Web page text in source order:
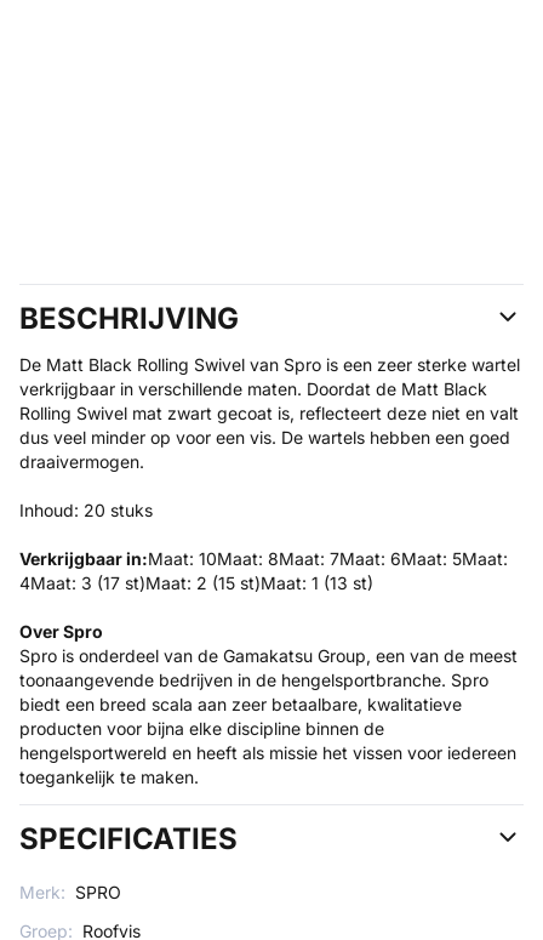
BESCHRIJVING
De Matt Black Rolling Swivel van Spro is een zeer sterke wartel
verkrijgbaar in verschillende maten. Doordat de Matt Black
Rolling Swivel mat zwart gecoat is, reflecteert deze niet en valt
dus veel minder op voor een vis. De wartels hebben een goed
draaivermogen.
Inhoud: 20 stuks
Verkrijgbaar in:Maat: 10Maat: 8Maat: 7Maat: 6Maat: 5Maat:
4Maat: 3 (17 st)Maat: 2 (15 st)Maat: 1 (13 st)
Over Spro
Spro is onderdeel van de Gamakatsu Group, een van de meest
toonaangevende bedrijven in de hengelsportbranche. Spro
biedt een breed scala aan zeer betaalbare, kwalitatieve
producten voor bijna elke discipline binnen de
hengelsportwereld en heeft als missie het vissen voor iedereen
toegankelijk te maken.
SPECIFICATIES
Merk: SPRO
Groep: Roofvis